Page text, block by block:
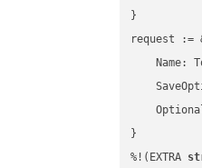
}
request :=
Name:
}
%!(EXTRA